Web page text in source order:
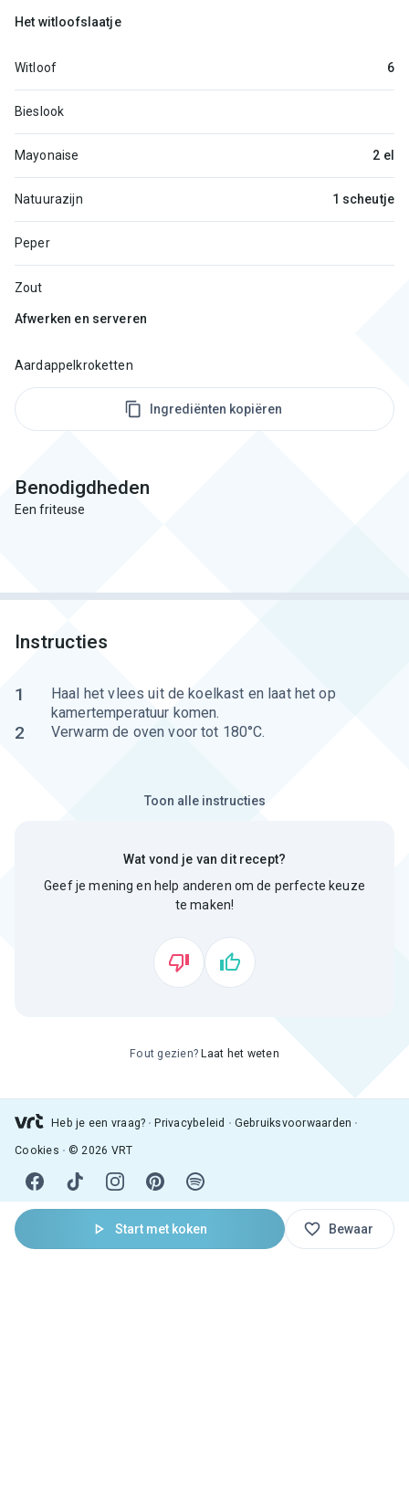
Start met koken Bewaar
Het witloofslaatje
Witloof 6
Bieslook
Mayonaise 2 el
Natuurazijn 1 scheutje
Peper
Zout
Afwerken en serveren
Aardappelkroketten
Ingrediënten kopiëren
Benodigdheden
Een friteuse
Instructies
1
Haal het vlees uit de koelkast en laat het op
kamertemperatuur komen.
2 Verwarm de oven voor tot 180°C.
Toon alle instructies
Wat vond je van dit recept?
Geef je mening en help anderen om de perfecte keuze
te maken!
Fout gezien? Laat het weten
Heb je een vraag? Privacybeleid Gebruiksvoorwaarden
Cookies © 2026 VRT